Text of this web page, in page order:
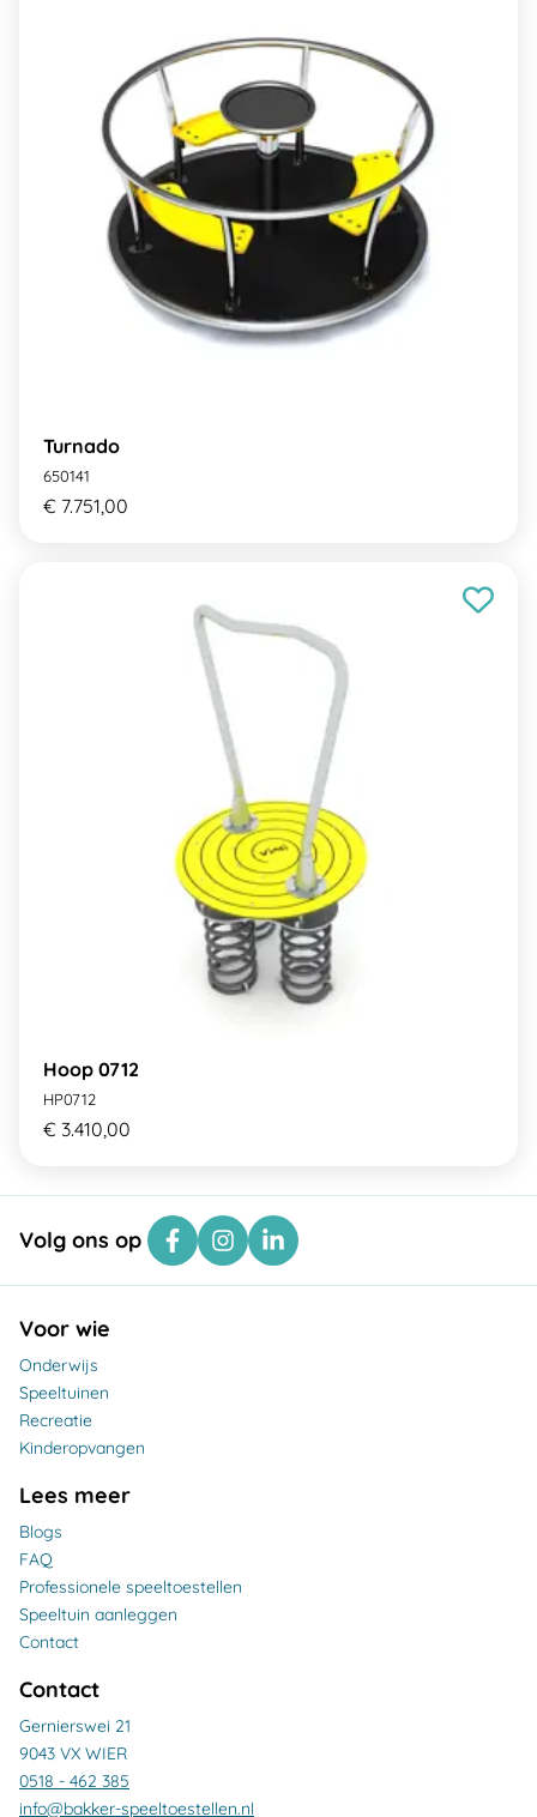
Turnado
650141
€ 7.751,00
Hoop 0712
HP0712
€ 3.410,00
Volg ons op
Voor wie
Onderwijs
Speeltuinen
Recreatie
Kinderopvangen
Lees meer
Blogs
FAQ
Professionele speeltoestellen
Speeltuin aanleggen
Contact
Contact
Gernierswei 21
9043 VX WIER
0518 - 462 385
info@bakker-speeltoestellen.nl